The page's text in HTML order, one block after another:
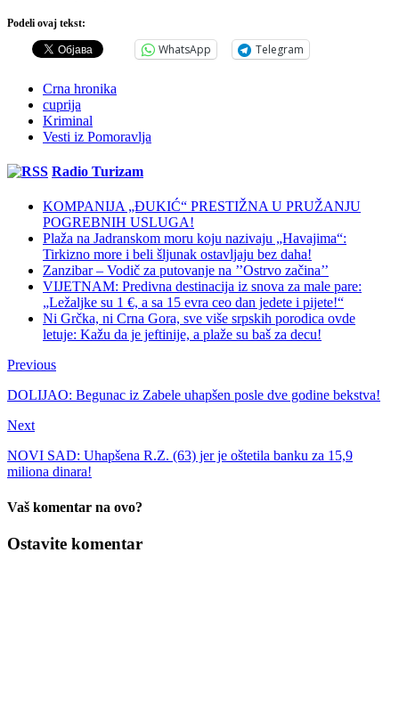
Podeli ovaj tekst:
WhatsApp Telegram
Crna hronika
cuprija
Kriminal
Vesti iz Pomoravlja
Radio Turizam
KOMPANIJA „ĐUKIĆ“ PRESTIŽNA U PRUŽANJU
POGREBNIH USLUGA!
Plaža na Jadranskom moru koju nazivaju „Havajima“:
Tirkizno more i beli šljunak ostavljaju bez daha!
Zanzibar – Vodič za putovanje na ’’Ostrvo začina’’
VIJETNAM: Predivna destinacija iz snova za male pare:
„Ležaljke su 1 €, a sa 15 evra ceo dan jedete i pijete!“
Ni Grčka, ni Crna Gora, sve više srpskih porodica ovde
letuje: Kažu da je jeftinije, a plaže su baš za decu!
Previous
DOLIJAO: Begunac iz Zabele uhapšen posle dve godine bekstva!
Next
NOVI SAD: Uhapšena R.Z. (63) jer je oštetila banku za 15,9
miliona dinara!
Vaš komentar na ovo?
Ostavite komentar